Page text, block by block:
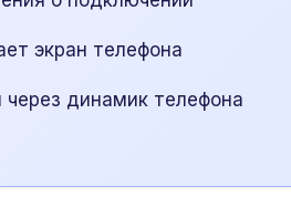
экран телефона
через динамик телефона